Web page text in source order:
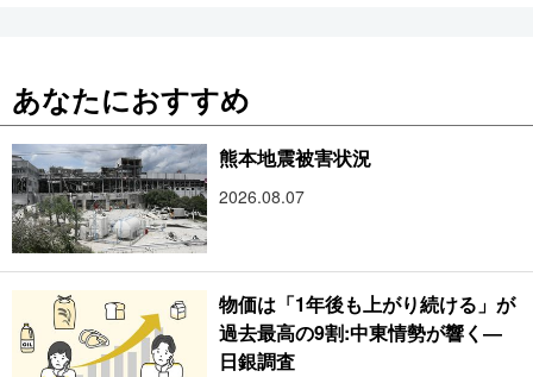
あなたにおすすめ
熊本地震被害状況
2026.08.07
物価は「1年後も上がり続ける」が
過去最高の9割:中東情勢が響く―
日銀調査